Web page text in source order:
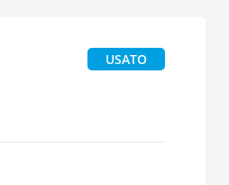
USATO